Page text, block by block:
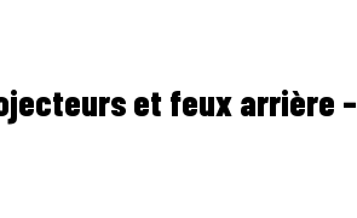
et feux arrière –